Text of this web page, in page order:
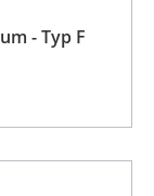
- Typ F